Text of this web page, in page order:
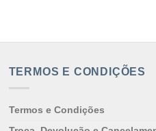
TERMOS E CONDIÇÕES
Termos e Condições